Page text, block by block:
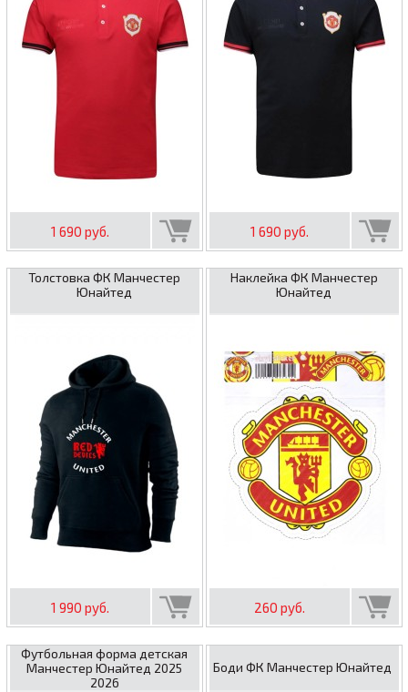
1 690 руб. 1 690 руб.
Толстовка ФК Манчестер
Юнайтед
1 990 руб.
Наклейка ФК Манчестер
Юнайтед
260 руб.
Футбольная форма детская
Манчестер Юнайтед 2025
2026
Боди ФК Манчестер Юнайтед